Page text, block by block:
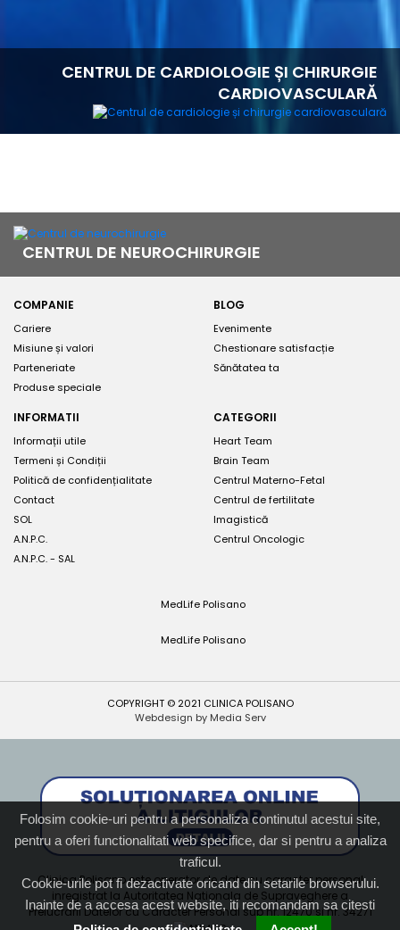
Folosim cookie-uri pentru a personaliza continutul acestui site,
pentru a oferi functionalitati web specifice, dar si pentru a analiza
traficul.
Cookie-urile pot fi dezactivate oricand din setarile browserului.
Inainte de a accesa acest website, iti recomandam sa citesti
CENTRUL DE CARDIOLOGIE ȘI CHIRURGIE
CARDIOVASCULARĂ
CENTRUL DE NEUROCHIRURGIE
COMPANIE
Cariere
Misiune și valori
Parteneriate
Produse speciale
BLOG
Evenimente
Chestionare satisfacție
Sănătatea ta
INFORMATII
Informații utile
Termeni și Condiții
Politică de confidențialitate
Contact
SOL
A.N.P.C.
A.N.P.C. - SAL
CATEGORII
Heart Team
Brain Team
Centrul Materno-Fetal
Centrul de fertilitate
Imagistică
Centrul Oncologic
MedLife Polisano
MedLife Polisano
COPYRIGHT © 2021 CLINICA POLISANO
Webdesign by Media Serv
Clinica Polisano este operator de date cu caracter personal
inregistrat la Autoritatea Nationala de Supraveghere a
Prelucrarii Datelor cu Caracter Personal sub nr. 12470 si nr. 34271